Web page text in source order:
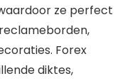
ze perfect
Forex
diktes,